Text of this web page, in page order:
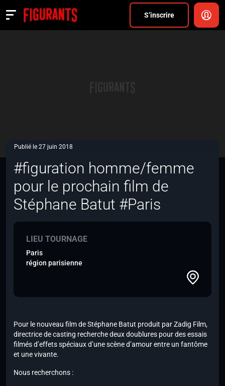
S’inscrire
Actualités
Publié le 27 juin 2018
#figuration homme/femme
pour le prochain film de
Stéphane Batut #Paris
LIEU TOURNAGE
Paris
région parisienne
Pour le nouveau film de Stéphane Batut produit par Zadig Film,
directrice de casting recherche deux doublures pour des essais
filmés d’effets spéciaux d’une scène d’amour entre un fantôme
et une vivante.
Nous recherchons :